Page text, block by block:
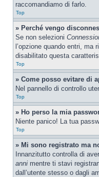
raccomandiamo di farlo.
Top
» Perché vengo
Se non selezioni
l’opzione quando entri,
disabilitato questa
Top
» Come posso evitare di
Nel pannello di controllo
Top
» Ho perso la mia
Niente panico! La tua
Top
» Mi sono registrato ma
Innanzitutto controlla di
anni mentre ti stavi
dall’utente stesso o dagli